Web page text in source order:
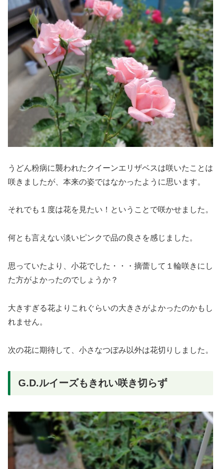
うどん粉病に襲われたクイーンエリザベスは咲いたことは
咲きましたが、本来の姿ではなかったように思います。
それでも１度は花を見たい！ということで咲かせました。
何とも言えない淡いピンクで品の良さを感じました。
思っていたより、小花でした・・・摘蕾して１輪咲きにし
た方がよかったのでしょうか？
大きすぎる花よりこれぐらいの大きさがよかったのかもし
れません。
次の花に期待して、小さなつぼみ以外は花切りしました。
G.D.ルイーズもきれい咲き切らず